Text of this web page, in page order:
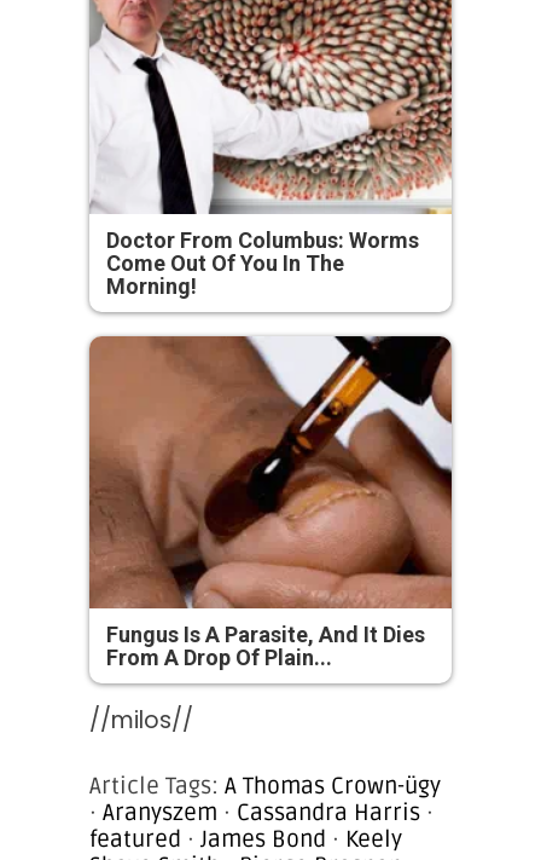
Doctor From Columbus: Worms
Come Out Of You In The
Morning!
Fungus Is A Parasite, And It Dies
From A Drop Of Plain...
//milos//
Article Tags: A Thomas Crown-ügy
· Aranyszem · Cassandra Harris ·
featured · James Bond · Keely